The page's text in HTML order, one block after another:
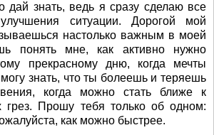
дай знать, ведь я сразу сделаю все
ситуации. Дорогой мой
настолько важным в моей
понять мне, как активно нужно
прекрасному дню, когда мечты
знать, что ты болеешь и теряешь
когда можно стать ближе к
грез. Прошу тебя только об одном:
как можно быстрее.